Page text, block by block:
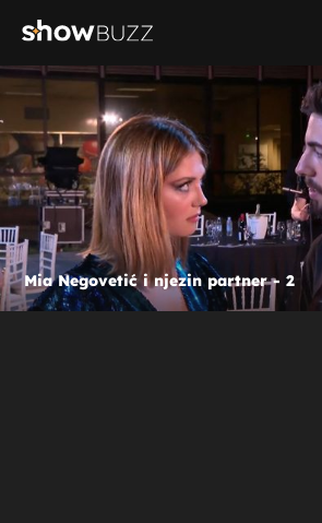
Mia Negovetić i njezin partner - 2